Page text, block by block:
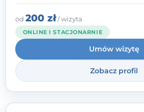
sposób pracy do
schematów i bez
od 200 zł/ wizyta
ONLINE I STACJONARNIE
Umów wizytę
Zobacz profil